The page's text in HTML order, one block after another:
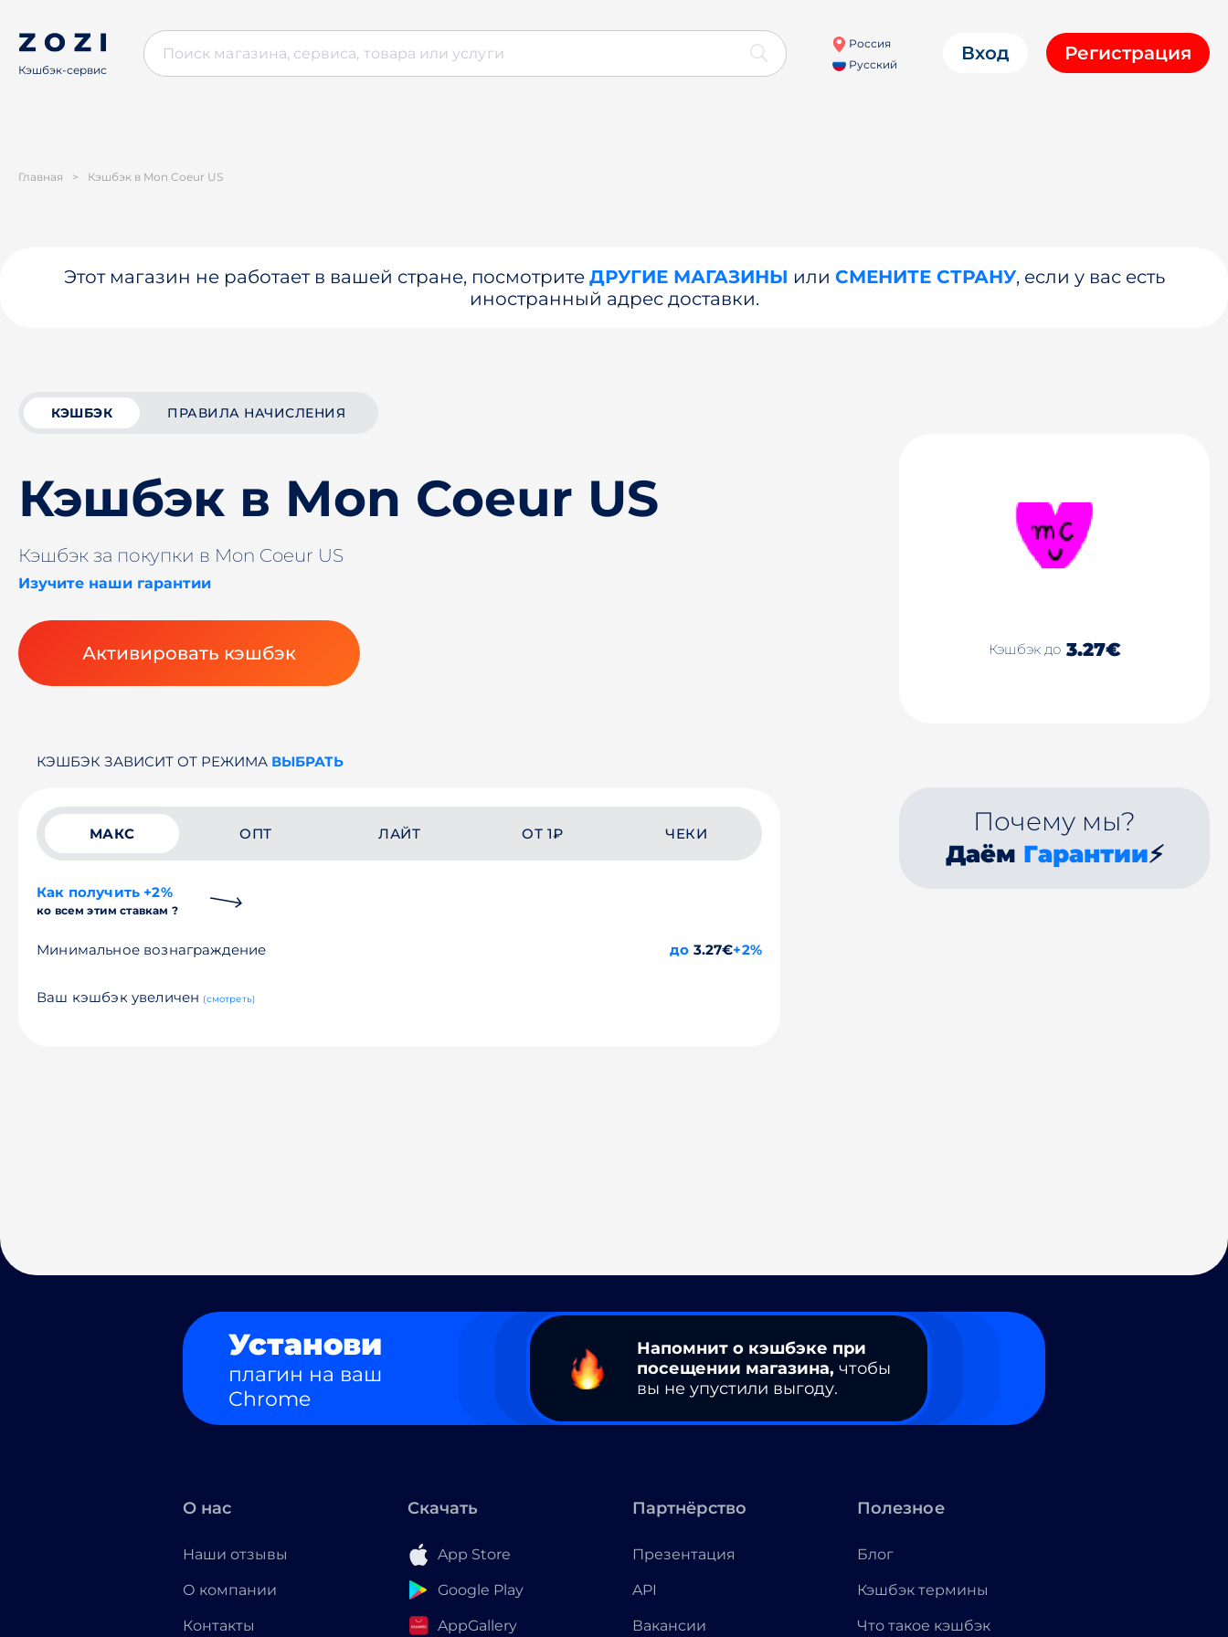
Кэшбэк-сервис
Россия
Русский
Вход Регистрация
Главная > Кэшбэк в Mon Coeur US
Этот магазин не работает в вашей стране, посмотрите ДРУГИЕ МАГАЗИНЫ или СМЕНИТЕ СТРАНУ, если у вас есть
иностранный адрес доставки.
КЭШБЭК ПРАВИЛА НАЧИСЛЕНИЯ
Кэшбэк в Mon Coeur US
Кэшбэк за покупки в Mon Coeur US
Изучите наши гарантии
Активировать кэшбэк Кэшбэк до 3.27€
КЭШБЭК ЗАВИСИТ ОТ РЕЖИМА ВЫБРАТЬ
МАКС ОПТ ЛАЙТ ОТ 1₽ ЧЕКИ
Как получить +2%
ко всем этим ставкам ?
Минимальное вознаграждение до 3.27€+2%
Ваш кэшбэк увеличен (смотреть)
Почему мы?
Даём Гарантии⚡
Установи
плагин на ваш
Chrome
Напомнит о кэшбэке при
посещении магазина, чтобы
вы не упустили выгоду.
О нас
Наши отзывы
О компании
Контакты
Скачать
App Store
Google Play
AppGallery
Партнёрство
Презентация
API
Вакансии
Полезное
Блог
Кэшбэк термины
Что такое кэшбэк